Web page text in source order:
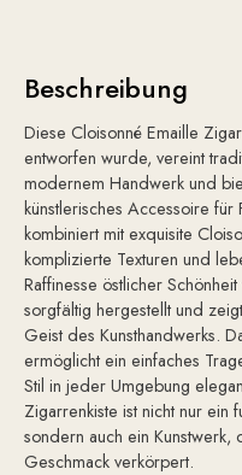
Beschreibung
Diese Cloisonné Emaille
entworfen wurde, vereint
modernem Handwerk und
künstlerisches Accessoire
kombiniert mit exquisite
komplizierte Texturen und
Raffinesse östlicher
sorgfältig hergestellt und
Geist des Kunsthandwerks.
ermöglicht ein einfaches
Stil in jeder Umgebung
Zigarrenkiste ist nicht nur ein
sondern auch ein Kunstwerk,
Geschmack verkörpert.